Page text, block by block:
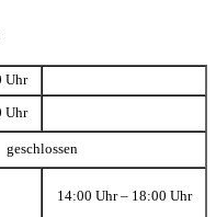
Uhr
Uhr
geschlossen
14:00 Uhr – 18:00 Uhr